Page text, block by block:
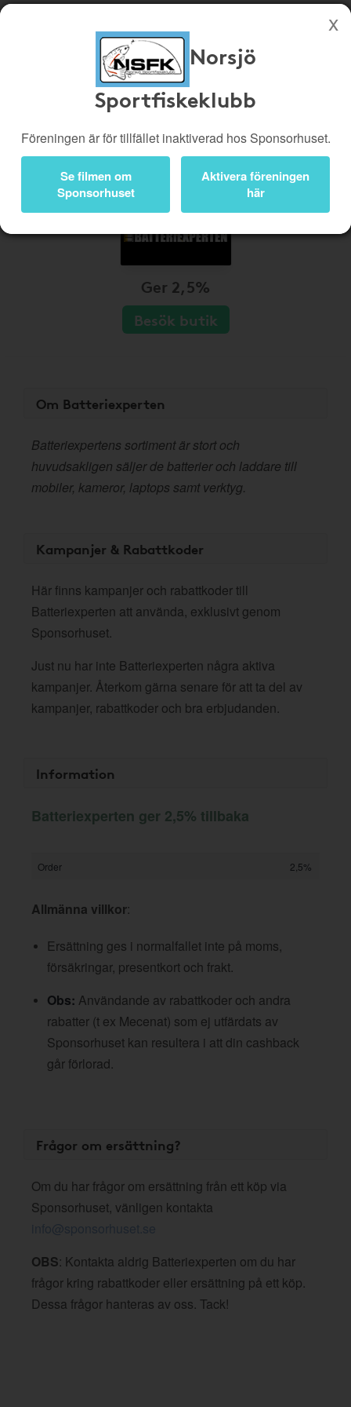
Köp genom denna sida stöttar Norsjö Sportfiskeklubb
Butiker
Biobiljetter
Bli medlem
Logga in
Norsjö
Sportfiskeklubb
Föreningen är för tillfället inaktiverad hos Sponsorhuset.
Se filmen om
Sponsorhuset
Aktivera föreningen
här
Ger 2,5%
Besök butik
Om Batteriexperten
Batteriexpertens sortiment är stort och
huvudsakligen säljer de batterier och laddare till
mobiler, kameror, laptops samt verktyg.
Kampanjer & Rabattkoder
Här finns kampanjer och rabattkoder till
Batteriexperten att använda, exklusivt genom
Sponsorhuset.
Just nu har inte Batteriexperten några aktiva
kampanjer. Återkom gärna senare för att ta del av
kampanjer, rabattkoder och bra erbjudanden.
Information
Batteriexperten ger 2,5% tillbaka
Order 2,5%
Allmänna villkor:
Ersättning ges i normalfallet inte på moms,
försäkringar, presentkort och frakt.
Obs: Användande av rabattkoder och andra
rabatter (t ex Mecenat) som ej utfärdats av
Sponsorhuset kan resultera i att din cashback
går förlorad.
Frågor om ersättning?
Om du har frågor om ersättning från ett köp via
Sponsorhuset, vänligen kontakta
info@sponsorhuset.se
OBS: Kontakta aldrig Batteriexperten om du har
frågor kring rabattkoder eller ersättning på ett köp.
Dessa frågor hanteras av oss. Tack!